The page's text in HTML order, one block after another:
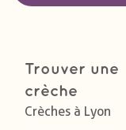
Trouver une
crèche
Crèches à Lyon